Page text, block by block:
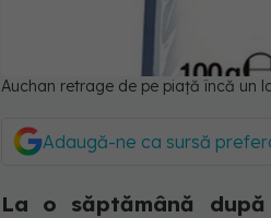
Auchan retrage de pe piață încă un
Adaugă-ne ca sursă
La o săptămână